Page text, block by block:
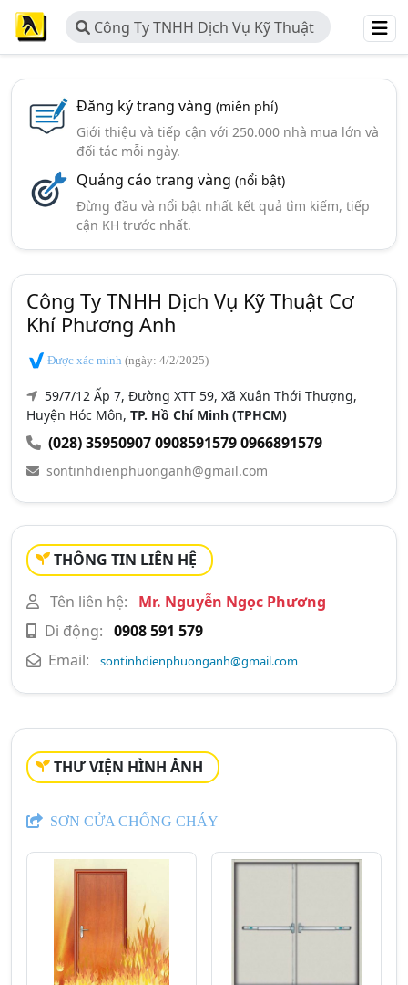
Công Ty TNHH Dịch Vụ Kỹ Thuật
Cơ Khí Phương Anh
Đăng ký trang vàng (miễn phí)
Giới thiệu và tiếp cận với 250.000 nhà mua lớn và
đối tác mỗi ngày.
Quảng cáo trang vàng (nổi bật)
Đừng đầu và nổi bật nhất kết quả tìm kiếm, tiếp
cận KH trước nhất.
Công Ty TNHH Dịch Vụ Kỹ Thuật Cơ
Khí Phương Anh
Được xác minh (ngày: 4/2/2025)
59/7/12 Ấp 7, Đường XTT 59, Xã Xuân Thới Thượng,
Huyện Hóc Môn, TP. Hồ Chí Minh (TPHCM)
(028) 3595090709085915790966891579
sontinhdienphuonganh@gmail.com
THÔNG TIN LIÊN HỆ
Tên liên hệ:
Mr. Nguyễn Ngọc Phương
Di động: 0908 591 579
Email:
sontinhdienphuonganh@gmail.com
THƯ VIỆN HÌNH ẢNH
SƠN CỬA CHỐNG CHÁY